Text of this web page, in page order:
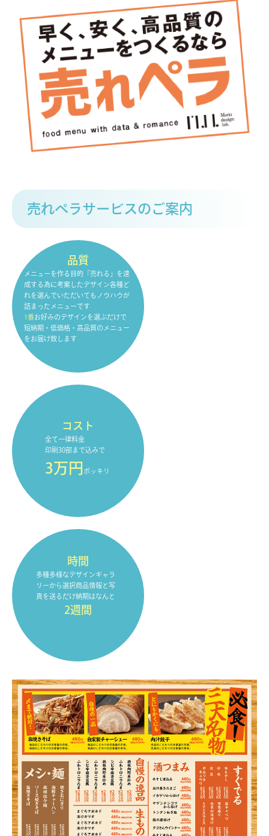
売れペラサービスのご案内
品質
メニューを作る目的「売れる」を達
成する為に考案したデザイン各種ど
れを選んでいただいてもノウハウが
詰まったメニューです
1番お好みのデザインを選ぶだけで
短納期・低価格・高品質のメニュー
をお届け致します
コスト
全て一律料金
印刷30部まで込みで
3万円 ポッキリ
時間
多種多様なデザインギャラ
リーから選択商品情報と写
真を送るだけ納期はなんと
2週間